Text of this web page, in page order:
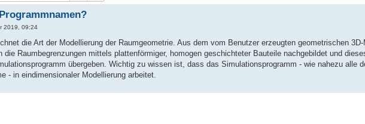
2019, 09:24
die Art der Modellierung der Raumgeometrie. Aus dem vom Benutzer erzeugten geometrischen
Raumbegrenzungen mittels plattenförmiger, homogen geschichteter Bauteile nachgebildet und
übergeben. Wichtig zu wissen ist, dass das Simulationsprogramm - wie nahezu alle
- in eindimensionaler Modellierung arbeitet.